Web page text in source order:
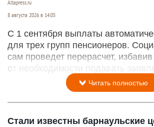
Altapress.ru
8 августа 2026 в 14:05
С 1 сентября выплаты
для трех групп пенсионеров.
сам проведет перерасчет,
от необходимости подавать
Читать полностью
Стали известны барнаульские